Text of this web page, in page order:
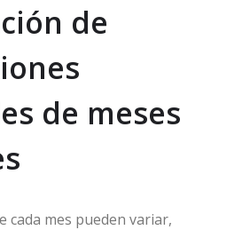
de
de meses
cada mes pueden variar,